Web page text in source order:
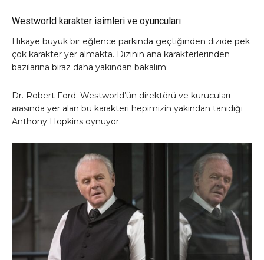
Westworld karakter isimleri ve oyuncuları
Hikaye büyük bir eğlence parkında geçtiğinden dizide pek
çok karakter yer almakta. Dizinin ana karakterlerinden
bazılarına biraz daha yakından bakalım:
Dr. Robert Ford: Westworld’ün direktörü ve kurucuları
arasında yer alan bu karakteri hepimizin yakından tanıdığı
Anthony Hopkins oynuyor.